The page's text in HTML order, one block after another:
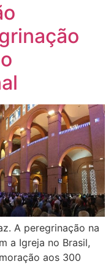
A peregrinação na
a Igreja no Brasil,
aos 300